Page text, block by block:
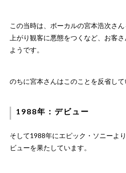
この当時は、ボーカルの宮本浩次さ
上がり観客に悪態をつくなど、お客
ようです。
のちに宮本さんはこのことを反省して
1988年：デビュー
そして1988年にエピック・ソニーよ
ビューを果たしています。